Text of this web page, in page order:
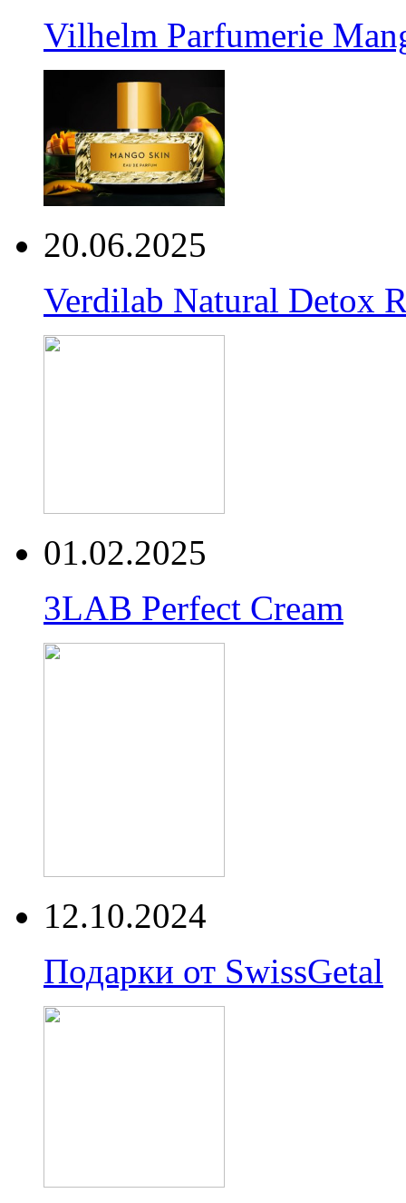
Vilhelm Parfumerie
20.06.2025
Verdilab Natural Detox
01.02.2025
3LAB Perfect Cream
12.10.2024
Подарки от SwissGetal